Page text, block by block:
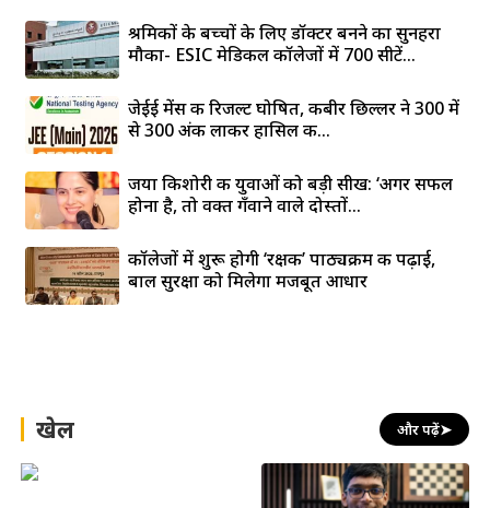
श्रमिकों के बच्चों के लिए डॉक्टर बनने का सुनहरा
मौका- ESIC मेडिकल कॉलेजों में 700 सीटें...
जेईई मेंस की रिजल्ट घोषित, कबीर छिल्लर ने 300 में
से 300 अंक लाकर हासिल की...
जया किशोरी की युवाओं को बड़ी सीख: ‘अगर सफल
होना है, तो वक्त गँवाने वाले दोस्तों...
कॉलेजों में शुरू होगी ‘रक्षक’ पाठ्यक्रम की पढ़ाई,
बाल सुरक्षा को मिलेगा मजबूत आधार
खेल और पढ़ें➤